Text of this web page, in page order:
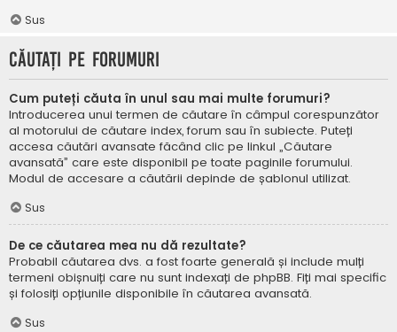
Sus
Căutați pe forumuri
Cum puteți căuta în unul sau mai multe forumuri?
Introducerea unui termen de căutare în câmpul corespunzător
al motorului de căutare index, forum sau în subiecte. Puteți
accesa căutări avansate făcând clic pe linkul „Căutare
avansată” care este disponibil pe toate paginile forumului.
Modul de accesare a căutării depinde de șablonul utilizat.
Sus
De ce căutarea mea nu dă rezultate?
Probabil căutarea dvs. a fost foarte generală și include mulți
termeni obișnuiți care nu sunt indexați de phpBB. Fiți mai specific
și folosiți opțiunile disponibile în căutarea avansată.
Sus